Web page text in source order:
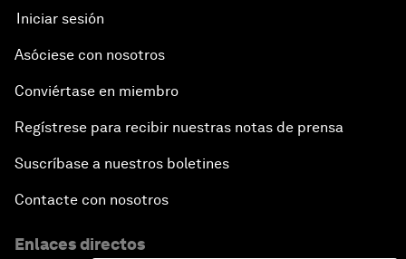
Iniciar sesión
Asóciese con nosotros
Conviértase en miembro
Regístrese para recibir nuestras notas de prensa
Suscríbase a nuestros boletines
Contacte con nosotros
Enlaces directos